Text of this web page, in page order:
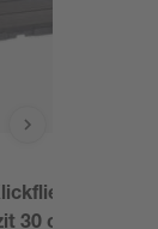
WPC
30 cm x 30